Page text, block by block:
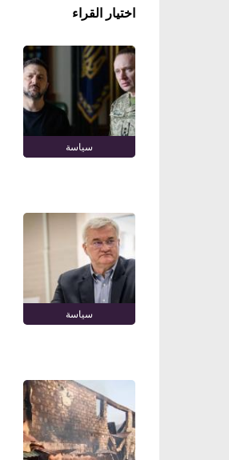
اختيار القراء
سياسة
سياسة